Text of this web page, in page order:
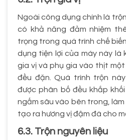
Ngoài công dụng chính là
có khả năng đảm nhiệm
trọng trong quá trình chế
dụng tiện lợi của máy này là
gia vị và phụ gia vào thịt
đều đặn. Quá trình trộn
được phân bố đều khắp
ngấm sâu vào bên trong,
tạo ra hương vị đậm đà cho
6.3. Trộn nguyên liệu